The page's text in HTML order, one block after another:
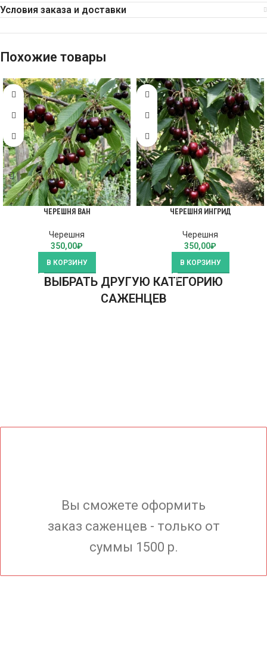
Условия заказа и доставки
Похожие товары
ЧЕРЕШНЯ ВАН
Черешня
350,00₽
В КОРЗИНУ
ЧЕРЕШНЯ ИНГРИД
Черешня
350,00₽
В КОРЗИНУ
ВЫБРАТЬ ДРУГУЮ КАТЕГОРИЮ
САЖЕНЦЕВ
Вы сможете оформить
заказ саженцев - только от
суммы 1500 р.